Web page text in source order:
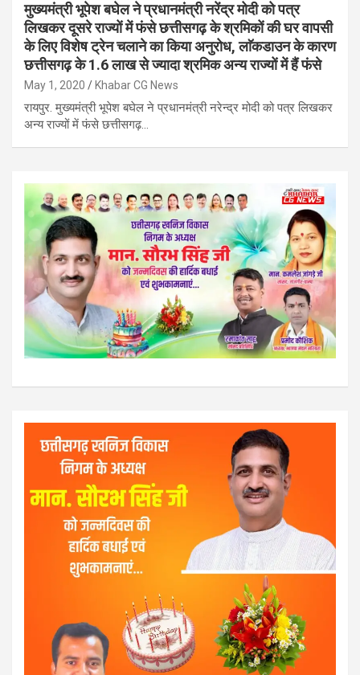
मुख्यमंत्री भूपेश बघेल ने प्रधानमंत्री नरेंद्र मोदी को पत्र
लिखकर दूसरे राज्यों में फंसे छत्तीसगढ़ के श्रमिकों की घर वापसी
के लिए विशेष ट्रेन चलाने का किया अनुरोध, लाॅकडाउन के कारण
छत्तीसगढ़ के 1.6 लाख से ज्यादा श्रमिक अन्य राज्यों में हैं फंसे
May 1, 2020 Khabar CG News
रायपुर. मुख्यमंत्री भूपेश बघेल ने प्रधानमंत्री नरेन्द्र मोदी को पत्र लिखकर
अन्य राज्यों में फंसे छत्तीसगढ़…